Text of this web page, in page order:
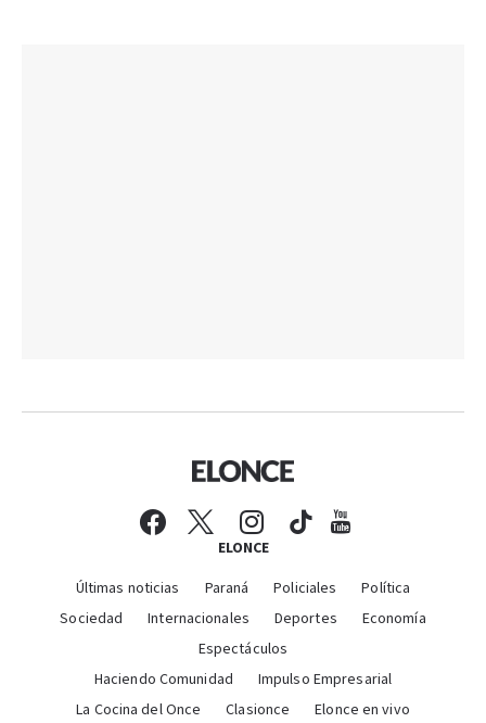
ELONCE
Últimas noticias Paraná Policiales
Política
Sociedad
Internacionales Deportes
Economía
Espectáculos
Haciendo Comunidad
Impulso Empresarial
La Cocina del Once
Clasionce
Elonce en vivo